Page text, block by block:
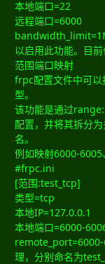
本地端口=22
远程端口=6000
以启用此功能。目前
范围端口映射
frpc配置文件中可
型。
该功能是通过
配置，并将其拆分
名。
例如映射6000-6005
#frpc.ini
[范围:test_tcp]
类型=tcp
本地IP=127.0.0.1
本地端口=6000-
理，分别命名为